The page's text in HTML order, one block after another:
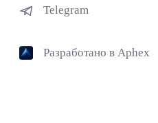
Telegram
Разработано в Aphex